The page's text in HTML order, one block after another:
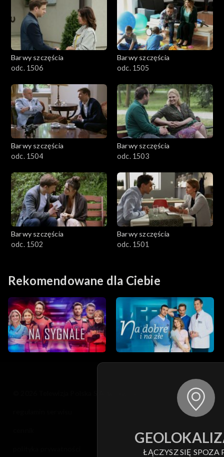
Barwy szczęścia
odc. 1506
Barwy szczęścia
odc. 1505
Barwy szczęścia
odc. 1504
Barwy szczęścia
odc. 1503
Barwy szczęścia
odc. 1502
Barwy szczęścia
odc. 1501
Rekomendowane dla Ciebie
ŁĄCZYSZ SIĘ SPOZA